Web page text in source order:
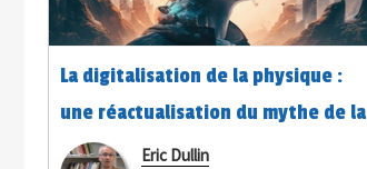
La digitalisation de la physique :
une réactualisation du mythe de la
caverne par la métaphore des jeux
Eric Dullin